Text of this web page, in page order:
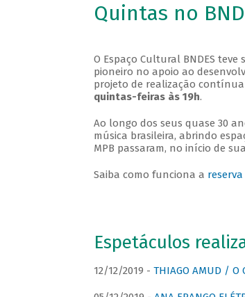
Quintas no
O Espaço Cultural BNDES
pioneiro no apoio ao
projeto de realização
quintas-feiras às 19h.
Ao longo dos seus quase 30
música brasileira, abrindo
MPB passaram, no início de
Saiba como funciona a
Espetáculos
12/12/2019 - THIAGO AMUD /